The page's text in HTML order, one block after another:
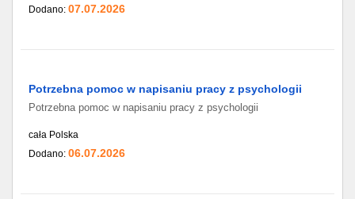
Dodano: 07.07.2026
Potrzebna pomoc w napisaniu pracy z psychologii
Potrzebna pomoc w napisaniu pracy z psychologii
cała Polska
Dodano: 06.07.2026